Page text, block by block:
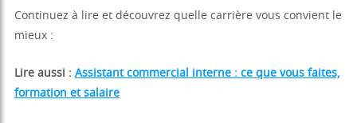
Continuez à lire et découvrez quelle carrière vous convient le
mieux :
Lire aussi : Assistant commercial interne : ce que vous faites,
formation et salaire